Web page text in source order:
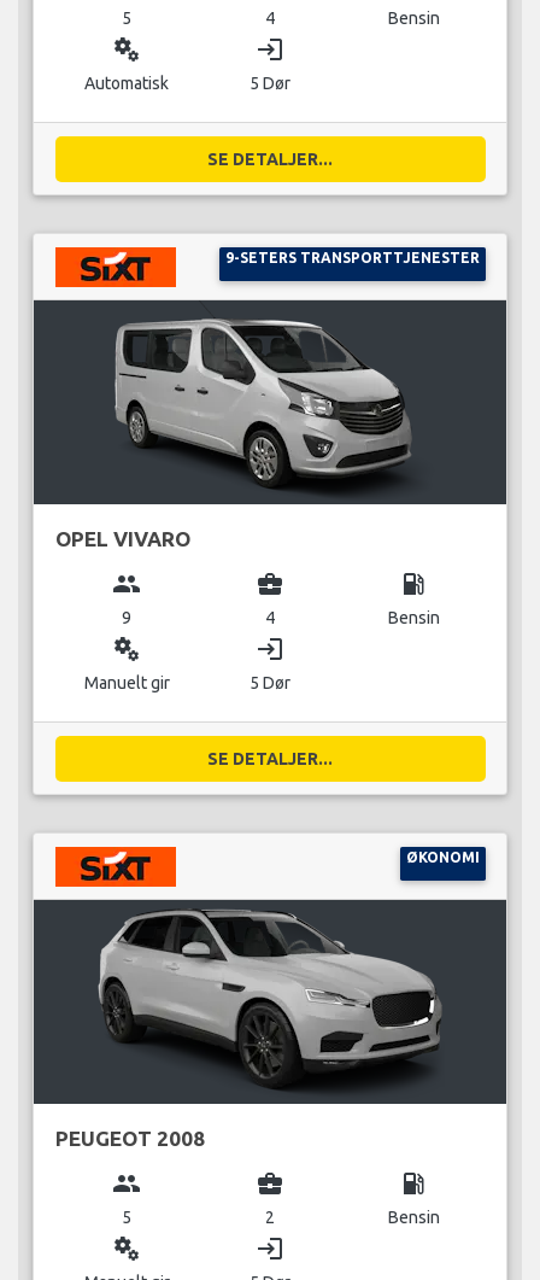
5 4 Bensin
miscellaneous_services
Automatisk
login
5 Dør
SE DETALJER...
9-SETERS TRANSPORTTJENESTER
OPEL VIVARO
group
9
business_center
4
local_gas_station
Bensin
miscellaneous_services
Manuelt gir
login
5 Dør
SE DETALJER...
ØKONOMI
PEUGEOT 2008
group
5
business_center
2
local_gas_station
Bensin
miscellaneous_services login